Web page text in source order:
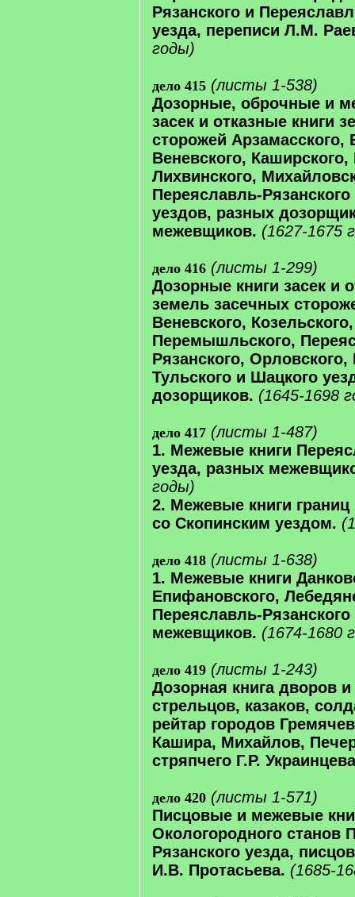
Рязанского и
уезда, переписи Л.М.
годы)
дело 415 (листы 1-538)
Дозорные, оброчные и
засек и отказные книги
сторожей Арзамасского,
Веневского, Каширского,
Лихвинского,
Переяславль-Рязанского
уездов, разных
межевщиков. (1627-1675
дело 416 (листы 1-299)
Дозорные книги засек и
земель засечных
Веневского,
Перемышльского,
Рязанского, Орловского,
Тульского и Шацкого
дозорщиков. (1645-1698
дело 417 (листы 1-487)
1. Межевые книги
уезда, разных
годы)
2. Межевые книги границ
со Скопинским уездом.
дело 418 (листы 1-638)
1. Межевые книги
Епифановского,
Переяславль-
межевщиков. (1674-1680
дело 419 (листы 1-243)
Дозорная книга дворов
стрельцов, казаков,
рейтар городов
Кашира, Михайлов,
стряпчего Г.Р.
дело 420 (листы 1-571)
Писцовые и межевые
Окологородного станов
Рязанского уезда,
И.В. Протасьева. (1685-